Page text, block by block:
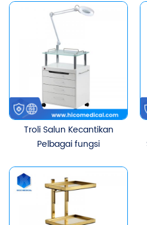
Kecantikan Perubatan
Dengan Dua Laci
Troli Salun Kecantikan
Pelbagai fungsi
Pembasmian Kuman
Ozon Ultraviolet Kabinet
Troli Troli Kecantikan